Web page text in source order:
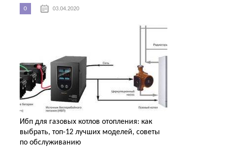
0 03.04.2020
Ибп для газовых котлов отопления: как
выбрать, топ-12 лучших моделей, советы
по обслуживанию